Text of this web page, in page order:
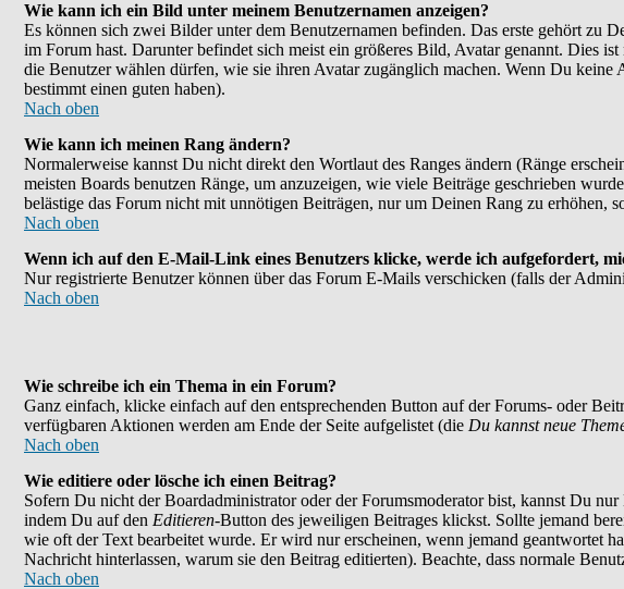
Wie kann ich ein Bild unter meinem Benutzernamen anzeigen?
Es können sich zwei Bilder unter dem Benutzernamen befinden. Das erste gehört zu
im Forum hast. Darunter befindet sich meist ein größeres Bild, Avatar genannt. Dies
die Benutzer wählen dürfen, wie sie ihren Avatar zugänglich machen. Wenn Du
bestimmt einen guten haben).
Nach oben
Wie kann ich meinen Rang ändern?
Normalerweise kannst Du nicht direkt den Wortlaut des Ranges ändern (Ränge
meisten Boards benutzen Ränge, um anzuzeigen, wie viele Beiträge geschrieben
belästige das Forum nicht mit unnötigen Beiträgen, nur um Deinen Rang zu
Nach oben
Wenn ich auf den E-Mail-Link eines Benutzers klicke, werde ich aufgefordert,
Nur registrierte Benutzer können über das Forum E-Mails verschicken (falls der
Nach oben
Wie schreibe ich ein Thema in ein Forum?
Ganz einfach, klicke einfach auf den entsprechenden Button auf der Forums- oder
verfügbaren Aktionen werden am Ende der Seite aufgelistet (die Du kannst neue
Nach oben
Wie editiere oder lösche ich einen Beitrag?
Sofern Du nicht der Boardadministrator oder der Forumsmoderator bist, kannst Du
indem Du auf den Editieren-Button des jeweiligen Beitrages klickst. Sollte jemand
wie oft der Text bearbeitet wurde. Er wird nur erscheinen, wenn jemand geantwortet
Nachricht hinterlassen, warum sie den Beitrag editierten). Beachte, dass normale
Nach oben